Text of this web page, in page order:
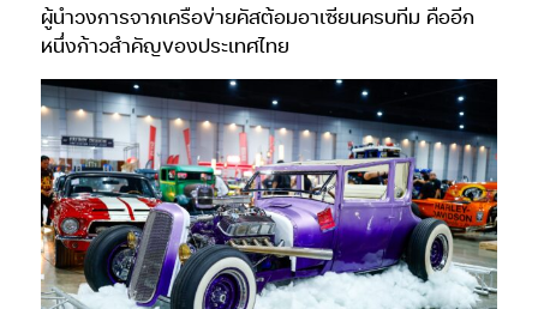
ผู้นำวงการจากเครือข่ายคัสต้อมอาเซียนครบทีม คืออีก
หนึ่งก้าวสำคัญของประเทศไทย